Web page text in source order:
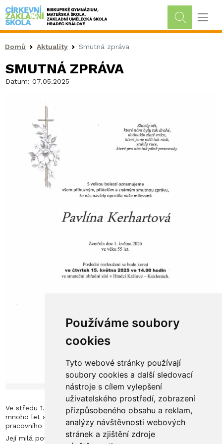
Používáme soubory
cookies
Tyto webové stránky používají
soubory cookies a další sledovací
nástroje s cílem vylepšení
uživatelského prostředí, zobrazení
přizpůsobeného obsahu a reklam,
analýzy návštěvnosti webových
stránek a zjištění zdroje
Drobečková navigace
Domů Aktuality Smutná zpráva
SMUTNÁ ZPRÁVA
Datum: 07.05.2025
Ve středu 1. května zemřela paní Pavlína Kerhartová, která byla
mnoho let a téměř do posledních chvil součástí našeho
pracovního týmu v mateřské školce.
Její milá povaha, optimismus a krásný vztah k dětem - tak si ji